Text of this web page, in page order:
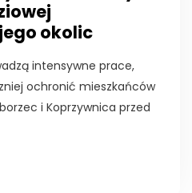
okolic
intensywne prace,
ochronić mieszkańców
i Koprzywnica przed